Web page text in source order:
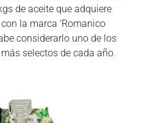
de aceite que adquiere
la marca ‘Romanico
considerarlo uno de los
selectos de cada año.